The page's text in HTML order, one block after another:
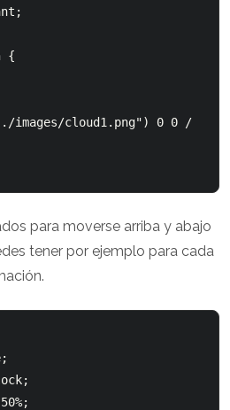
{
cloud1.png") 0 0 /
para moverse arriba y abajo
tener por ejemplo para cada